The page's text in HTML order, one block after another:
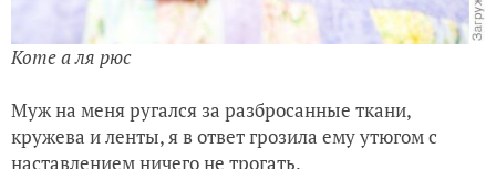
Коте а ля рюс
Муж на меня ругался за разбросанные ткани,
кружева и ленты, я в ответ грозила ему утюгом с
наставлением ничего не трогать.